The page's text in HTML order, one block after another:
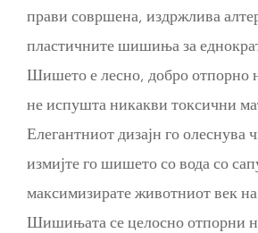
прави совршена, издржлива
пластичните шишиња за
Шишето е лесно, добро отпорно
не испушта никакви токсични
Елегантниот дизајн го олеснува
измијте го шишето со вода со
максимизирате животниот век
Шишињата се целосно отпорни